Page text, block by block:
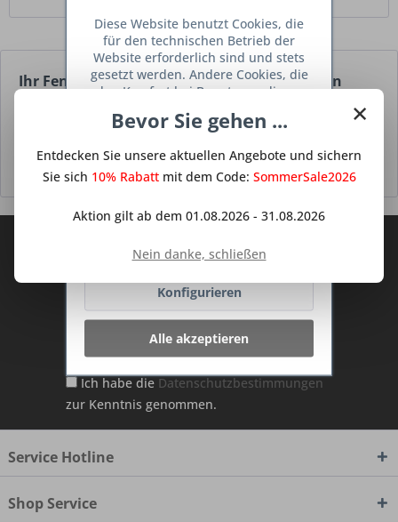
Ihr Fenster in die Welt der Küchen-Inspiration
In einer Welt, in der sich Design und Technologie rasant
weiterentwickeln, wird es immer wichtiger, am Puls der Zeit
zu bleiben. Unser Magazin öffnet Ihnen dieses Fenster. Hier
tauchen Sie tief in...mehr erfahren »
TraumKüche Newsletter und verpassen
Sie keine Neuigkeit oder Aktion mehr aus
dem Traum Küchen - Shop.
Ich habe dieDatenschutzbestimmungen
zur Kenntnis genommen.
Service Hotline
Shop Service
×
Bevor Sie gehen ...
Entdecken Sie unsere aktuellen Angebote und sichern
Sie sich 10% Rabattmit dem Code: SommerSale2026
Aktion gilt ab dem 01.08.2026 - 31.08.2026
Nein danke, schließen
Diese Website benutzt Cookies, die
für den technischen Betrieb der
Website erforderlich sind und stets
gesetzt werden. Andere Cookies, die
den Komfort bei Benutzung dieser
dienen oder die Interaktion mit
Netzwerken vereinfachen sollen,
werden nur mit Ihrer Zustimmung
Ablehnen
Konfigurieren
Alle akzeptieren